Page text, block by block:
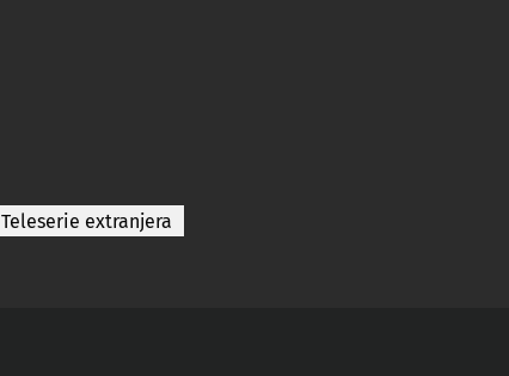
Teleserie extranjera